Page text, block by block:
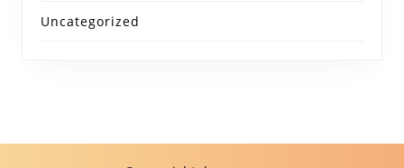
Uncategorized